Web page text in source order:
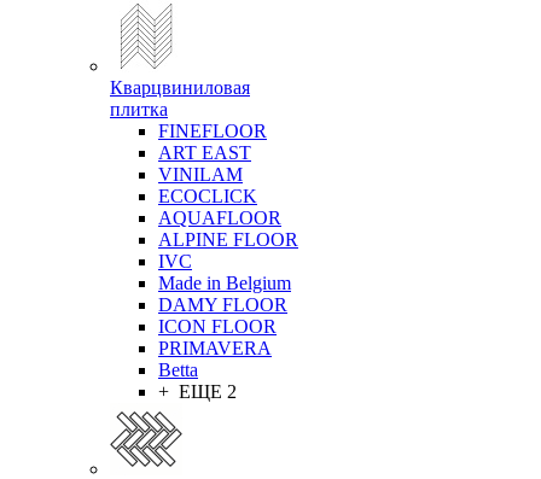
Кварцвиниловая
плитка
FINEFLOOR
ART EAST
VINILAM
ECOCLICK
AQUAFLOOR
ALPINE FLOOR
IVC
Made in Belgium
DAMY FLOOR
ICON FLOOR
PRIMAVERA
Betta
+ ЕЩЕ 2